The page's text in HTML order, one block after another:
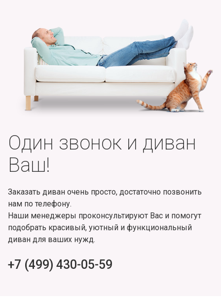
Один звонок и диван
Ваш!
Заказать диван очень просто, достаточно позвонить
нам по телефону.
Наши менеджеры проконсультируют Вас и помогут
подобрать красивый, уютный и функциональный
диван для ваших нужд.
+7 (499) 430-05-59